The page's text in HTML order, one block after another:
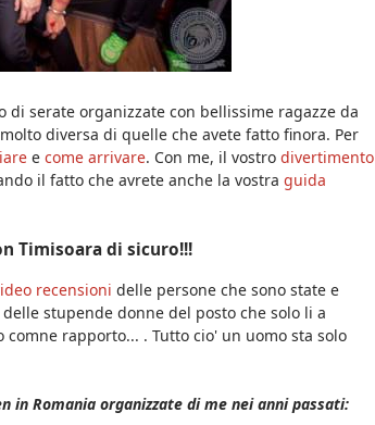
serate organizzate con bellissime ragazze da
diversa di quelle che avete fatto finora. Per
e come arrivare. Con me, il vostro divertimento
il fatto che avrete anche la vostra guida
Timisoara di sicuro!!!
recensioni delle persone che sono state e
stupende donne del posto che solo li a
rapporto... . Tutto cio' un uomo sta solo
Romania organizzate di me nei anni passati: